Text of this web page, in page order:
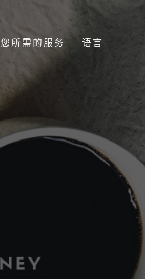
您所需的服务 语言